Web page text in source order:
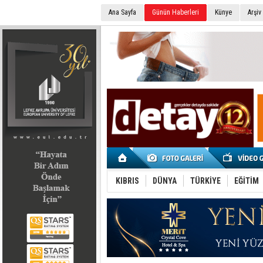
Ana Sayfa Günün Haberleri Künye Arşiv
KIBRIS DÜNYA TÜRKİYE EĞİTİM